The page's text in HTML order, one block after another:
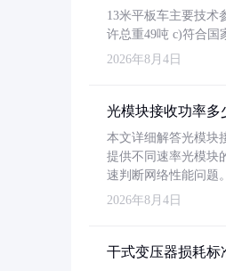
13米平板车主要技术
许总重49吨 c)符合国
2026年8月4日
光模块接收功率多
本文详细解答光模块
提供不同速率光模块
速判断网络性能问题。
2026年8月4日
干式变压器损耗标